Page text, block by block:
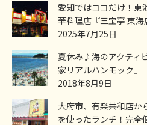
愛知ではココだけ！東
華料理店『三宝亭 東海
2025年7月25日
夏休み♪海のアクティ
家リアルハンモック』
2018年8月9日
大府市、有楽共和店か
を使ったランチ！完全